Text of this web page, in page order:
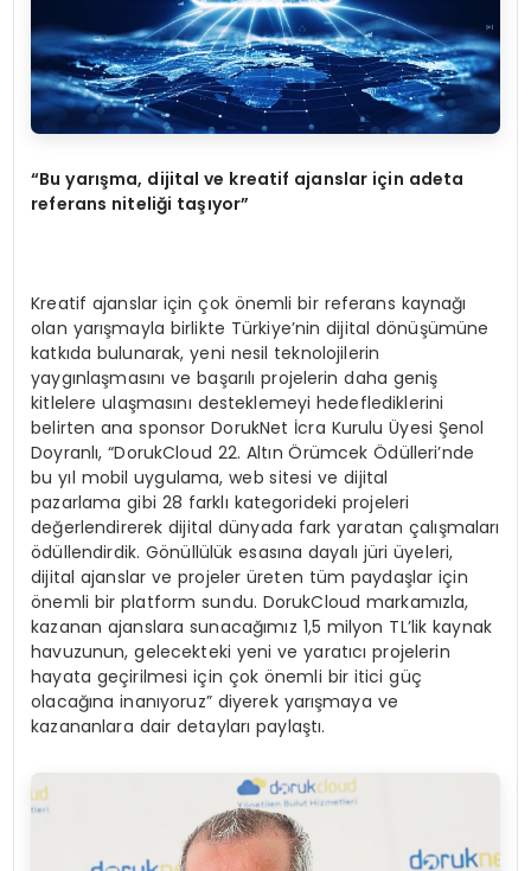
“Bu yarışma, dijital ve kreatif ajanslar için adeta
referans niteliği taşıyor”
Kreatif ajanslar için çok önemli bir referans kaynağı
olan yarışmayla birlikte Türkiye’nin dijital dönüşümüne
katkıda bulunarak, yeni nesil teknolojilerin
yaygınlaşmasını ve başarılı projelerin daha geniş
kitlelere ulaşmasını desteklemeyi hedeflediklerini
belirten ana sponsor DorukNet İcra Kurulu Üyesi Şenol
Doyranlı, “DorukCloud 22. Altın Örümcek Ödülleri’nde
bu yıl mobil uygulama, web sitesi ve dijital
pazarlama gibi 28 farklı kategorideki projeleri
değerlendirerek dijital dünyada fark yaratan çalışmaları
ödüllendirdik. Gönüllülük esasına dayalı jüri üyeleri,
dijital ajanslar ve projeler üreten tüm paydaşlar için
önemli bir platform sundu. DorukCloud markamızla,
kazanan ajanslara sunacağımız 1,5 milyon TL’lik kaynak
havuzunun, gelecekteki yeni ve yaratıcı projelerin
hayata geçirilmesi için çok önemli bir itici güç
olacağına inanıyoruz” diyerek yarışmaya ve
kazananlara dair detayları paylaştı.